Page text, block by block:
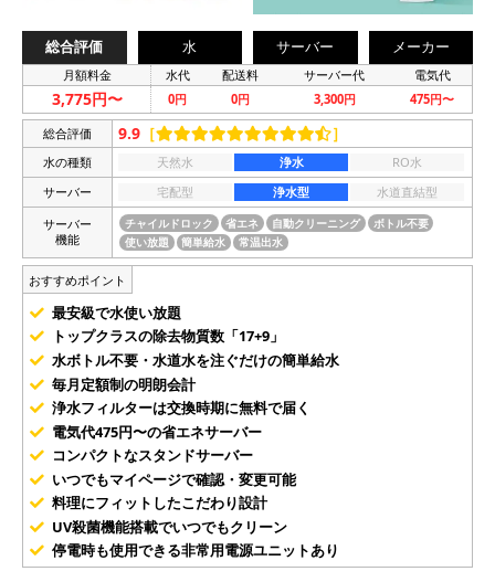
総合評価 水 サーバー メーカー
月額料金 水代 配送料 サーバー代 電気代
3,775円〜 0円 0円 3,300円 475円〜
総合評価 9.9 ［ ］
水の種類 天然水 浄水
RO水
サーバー
宅配型 浄水型
水道直結型
サーバー
機能
チャイルドロック 省エネ 自動クリーニング
ボトル不要
使い放題
簡単給水 常温出水
おすすめポイント
最安級で水使い放題
トップクラスの除去物質数「17+9」
水ボトル不要・水道水を注ぐだけの簡単給水
毎月定額制の明朗会計
浄水フィルターは交換時期に無料で届く
電気代475円〜の省エネサーバー
コンパクトなスタンドサーバー
いつでもマイページで確認・変更可能
料理にフィットしたこだわり設計
UV殺菌機能搭載でいつでもクリーン
停電時も使用できる非常用電源ユニットあり